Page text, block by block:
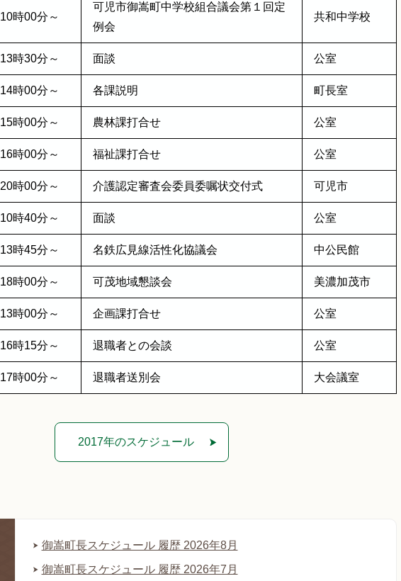
10時00分～
可児市御嵩町中学校組合議会第１回定
例会
共和中学校
13時30分～ 面談 公室
14時00分～ 各課説明 町長室
15時00分～ 農林課打合せ 公室
16時00分～ 福祉課打合せ 公室
20時00分～ 介護認定審査会委員委嘱状交付式 可児市
10時40分～ 面談 公室
13時45分～ 名鉄広見線活性化協議会 中公民館
18時00分～ 可茂地域懇談会 美濃加茂市
13時00分～ 企画課打合せ 公室
16時15分～ 退職者との会談 公室
17時00分～ 退職者送別会 大会議室
2017年のスケジュール
御嵩町長スケジュール 履歴 2026年8月
御嵩町長スケジュール 履歴 2026年7月